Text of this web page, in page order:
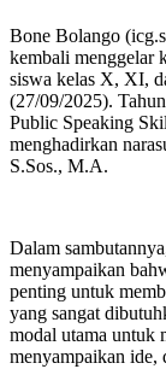
Bone Bolango
kembali menggelar
siswa kelas X, XI,
(27/09/2025).
Public Speaking
menghadirkan
S.Sos., M.A.
Dalam
menyampaikan
penting untuk
yang sangat
modal utama untuk
menyampaikan ide,